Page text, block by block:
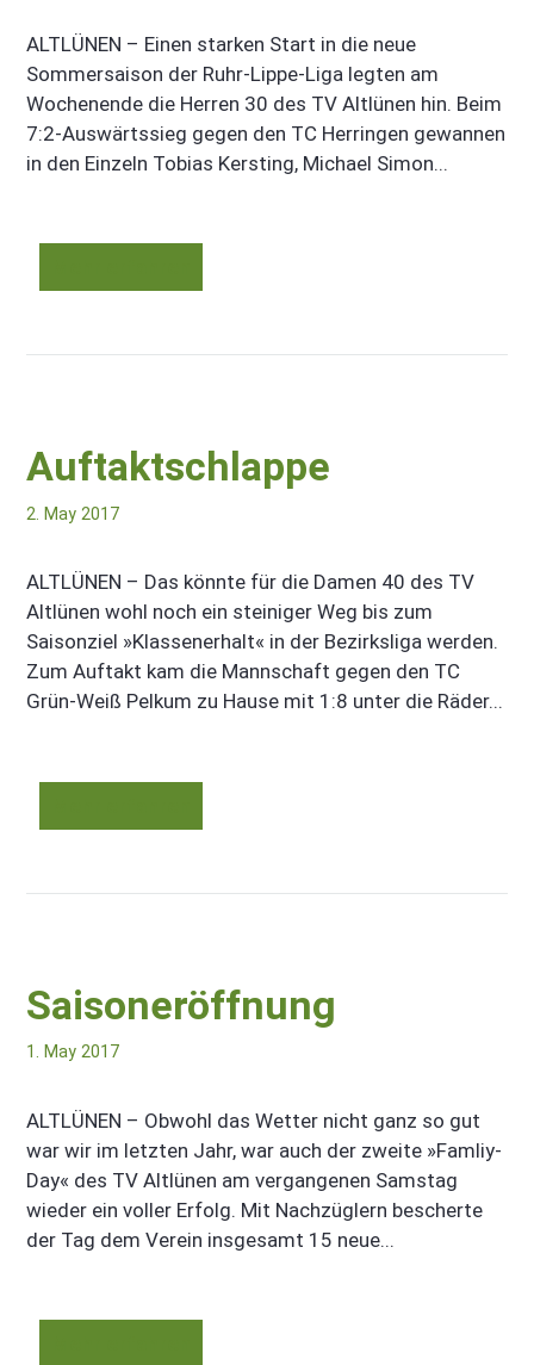
ALTLÜNEN – Einen starken Start in die neue
Sommersaison der Ruhr-Lippe-Liga legten am
Wochenende die Herren 30 des TV Altlünen hin. Beim
7:2-Auswärtssieg gegen den TC Herringen gewannen
in den Einzeln Tobias Kersting, Michael Simon...
Auftaktschlappe
2. May 2017
ALTLÜNEN – Das könnte für die Damen 40 des TV
Altlünen wohl noch ein steiniger Weg bis zum
Saisonziel »Klassenerhalt« in der Bezirksliga werden.
Zum Auftakt kam die Mannschaft gegen den TC
Grün-Weiß Pelkum zu Hause mit 1:8 unter die Räder...
Saisoneröffnung
1. May 2017
ALTLÜNEN – Obwohl das Wetter nicht ganz so gut
war wir im letzten Jahr, war auch der zweite »Famliy-
Day« des TV Altlünen am vergangenen Samstag
wieder ein voller Erfolg. Mit Nachzüglern bescherte
der Tag dem Verein insgesamt 15 neue...